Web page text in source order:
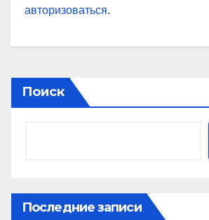
авторизоваться.
Поиск
Последние записи